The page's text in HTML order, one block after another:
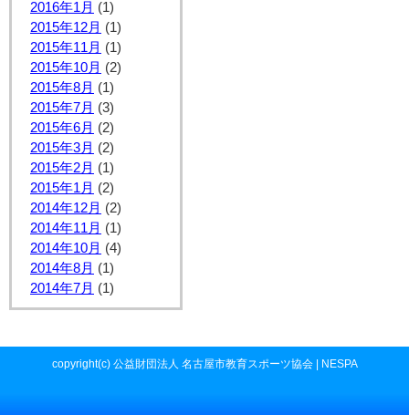
2016年1月 (1)
2015年12月 (1)
2015年11月 (1)
2015年10月 (2)
2015年8月 (1)
2015年7月 (3)
2015年6月 (2)
2015年3月 (2)
2015年2月 (1)
2015年1月 (2)
2014年12月 (2)
2014年11月 (1)
2014年10月 (4)
2014年8月 (1)
2014年7月 (1)
copyright(c) 公益財団法人 名古屋市教育スポーツ協会 | NESPA